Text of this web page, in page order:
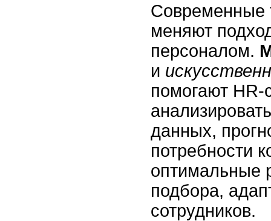
Современные
меняют
персоналом.
и
помогают
данных,
потребности
оптимальные
подбора,
сотрудников.